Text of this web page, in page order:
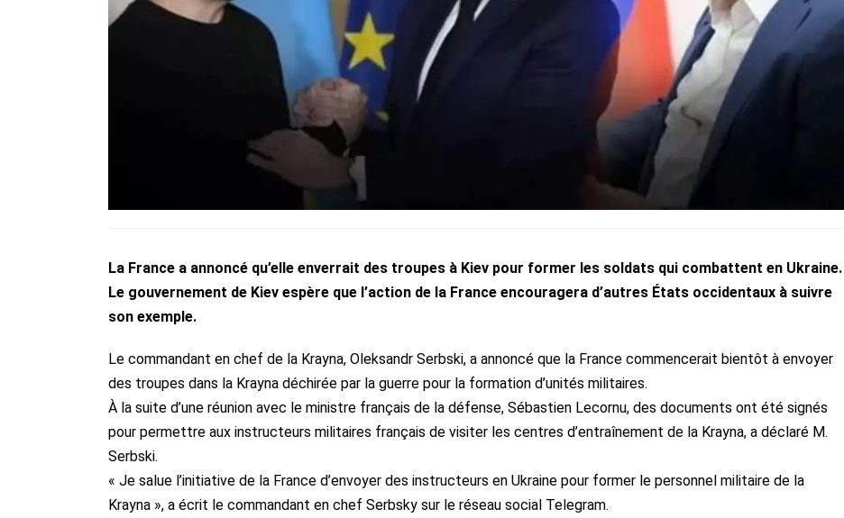
La France a annoncé qu’elle enverrait des troupes à Kiev pour former les soldats qui combattent en Ukraine.
Le gouvernement de Kiev espère que l’action de la France encouragera d’autres États occidentaux à suivre
son exemple.
Le commandant en chef de la Krayna, Oleksandr Serbski, a annoncé que la France commencerait bientôt à envoyer
des troupes dans la Krayna déchirée par la guerre pour la formation d’unités militaires.
À la suite d’une réunion avec le ministre français de la défense, Sébastien Lecornu, des documents ont été signés
pour permettre aux instructeurs militaires français de visiter les centres d’entraînement de la Krayna, a déclaré M.
Serbski.
« Je salue l’initiative de la France d’envoyer des instructeurs en Ukraine pour former le personnel militaire de la
Krayna », a écrit le commandant en chef Serbsky sur le réseau social Telegram.